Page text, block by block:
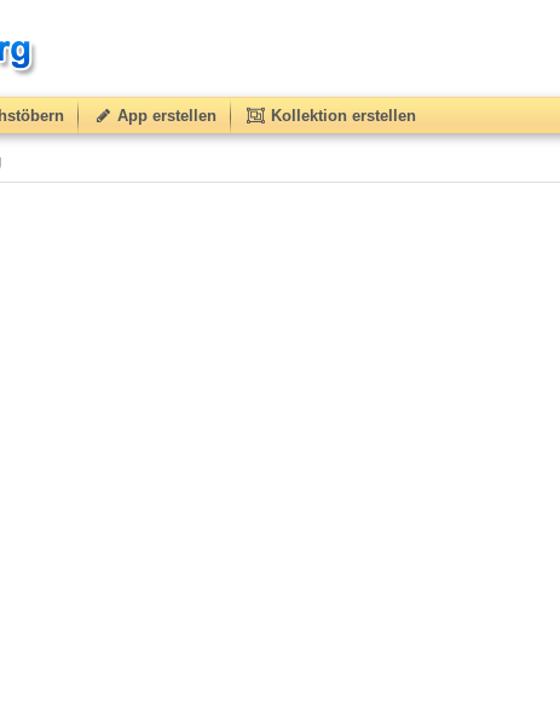
App erstellen Kollektion erstellen